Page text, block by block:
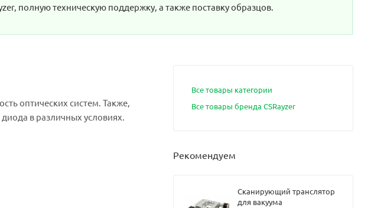
полную техническую поддержку, а также поставку образцов.
оптических систем. Также,
в различных условиях.
Все товары категории
Все товары бренда CSRayzer
Рекомендуем
Сканирующий транслятор
для вакуума